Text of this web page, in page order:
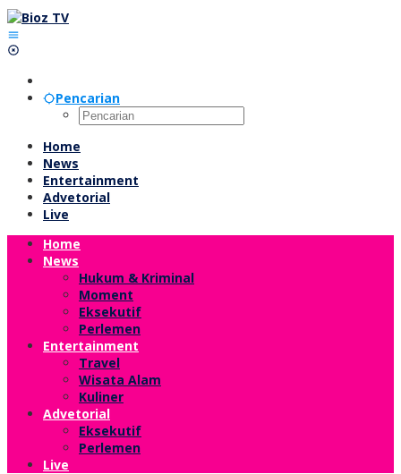
Lewati
ke
konten
Pencarian
Home
News
Entertainment
Advetorial
Live
Home
News
Hukum & Kriminal
Moment
Eksekutif
Perlemen
Entertainment
Travel
Wisata Alam
Kuliner
Advetorial
Eksekutif
Perlemen
Live